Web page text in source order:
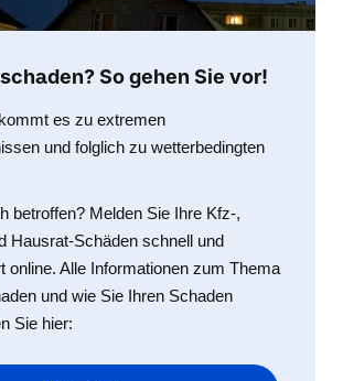
So gehen Sie vor!
es zu extremen
und folglich zu wetterbedingten
betroffen? Melden Sie Ihre Kfz-,
Hausrat-Schäden schnell und
online. Alle Informationen zum Thema
und wie Sie Ihren Schaden
Sie hier: